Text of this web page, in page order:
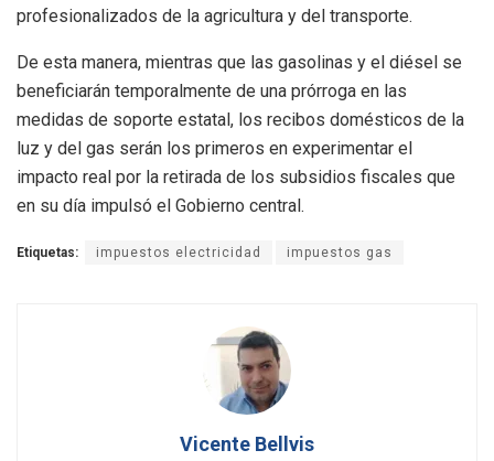
profesionalizados de la agricultura y del transporte.
De esta manera, mientras que las gasolinas y el diésel se
beneficiarán temporalmente de una prórroga en las
medidas de soporte estatal, los recibos domésticos de la
luz y del gas serán los primeros en experimentar el
impacto real por la retirada de los subsidios fiscales que
en su día impulsó el Gobierno central.
Etiquetas: impuestos electricidad impuestos gas
Vicente Bellvis